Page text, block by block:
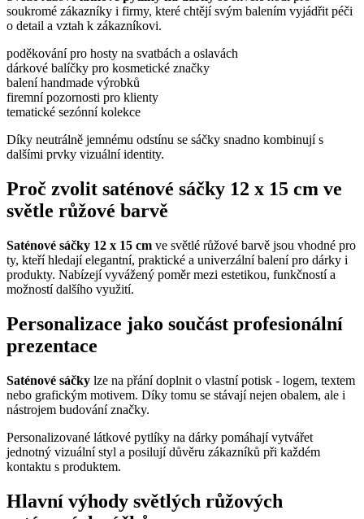
soukromé zákazníky i firmy, které chtějí svým balením vyjádřit péči
o detail a vztah k zákazníkovi.
poděkování pro hosty na svatbách a oslavách
dárkové balíčky pro kosmetické značky
balení handmade výrobků
firemní pozornosti pro klienty
tematické sezónní kolekce
Díky neutrálně jemnému odstínu se sáčky snadno kombinují s
dalšími prvky vizuální identity.
Proč zvolit saténové sáčky 12 x 15 cm ve
světle růžové barvě
Saténové sáčky 12 x 15 cm ve světlé růžové barvě jsou vhodné pro
ty, kteří hledají elegantní, praktické a univerzální balení pro dárky i
produkty. Nabízejí vyvážený poměr mezi estetikou, funkčností a
možností dalšího využití.
Personalizace jako součást profesionální
prezentace
Saténové sáčky lze na přání doplnit o vlastní potisk - logem, textem
nebo grafickým motivem. Díky tomu se stávají nejen obalem, ale i
nástrojem budování značky.
Personalizované látkové pytlíky na dárky pomáhají vytvářet
jednotný vizuální styl a posilují důvěru zákazníků při každém
kontaktu s produktem.
Hlavní výhody světlých růžových